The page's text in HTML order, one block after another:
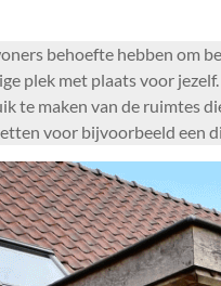
behoefte hebben om
plek met plaats voor
te maken van de ruimtes
voor bijvoorbeeld een